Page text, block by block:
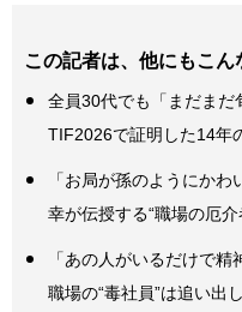
この記者は、他にもこ
全員30代でも「まだま
TIF2026で証明した14年
「お局が孫のようにか
幸が伝授する“職場の厄
「あの人がいるだけで
職場の“毒社員”は追い出